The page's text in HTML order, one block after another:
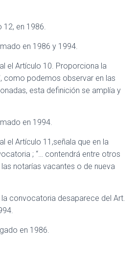
12, en 1986.
en 1986 y 1994.
el Artículo 10. Proporciona la
como podemos observar en las
esta definición se amplía y
en 1994.
el Artículo 11,señala que en la
; “… contendrá entre otros
notarías vacantes o de nueva
convocatoria desaparece del Art.
en 1986.